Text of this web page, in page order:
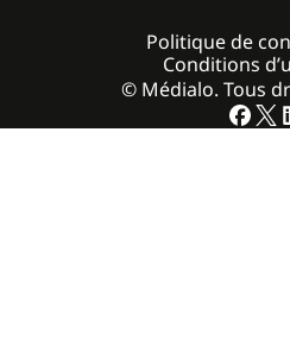
© Médialo. Tous
Politique de
Conditions